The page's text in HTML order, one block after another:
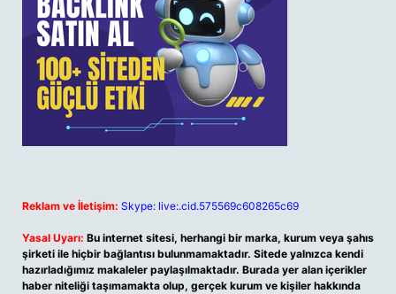
Reklam ve İletişim: Skype: live:.cid.575569c608265c69
Yasal Uyarı: Bu internet sitesi, herhangi bir marka, kurum veya şahıs
şirketi ile hiçbir bağlantısı bulunmamaktadır. Sitede yalnızca kendi
hazırladığımız makaleler paylaşılmaktadır. Burada yer alan içerikler
haber niteliği taşımamakta olup, gerçek kurum ve kişiler hakkında